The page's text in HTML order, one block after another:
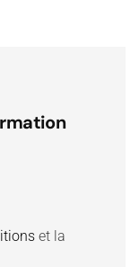
et la